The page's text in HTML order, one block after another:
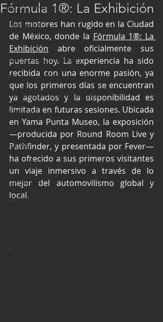
Autos Turismo
Fórmula E
Súper Copa
Industria Automotriz
Fórmula 4 (F4)
Mexicanos en el extranjero
Kartismo
FIA WEC
Fórmula Ford Vintage
Fórmula 3
Nauticopa
Fórmula 1®: La Exhibición
Los motores han rugido en la Ciudad
de México, donde la Fórmula 1®: La
Exhibición abre oficialmente sus
puertas hoy. La experiencia ha sido
recibida con una enorme pasión, ya
que los primeros días se encuentran
ya agotados y la disponibilidad es
limitada en futuras sesiones. Ubicada
en Yama Punta Museo, la exposición
—producida por Round Room Live y
Pathfinder, y presentada por Fever—
ha ofrecido a sus primeros visitantes
un viaje inmersivo a través de lo
mejor del automovilismo global y
local.